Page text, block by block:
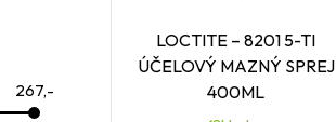
267,-
LOCTITE – 8201 5-TI
ÚČELOVÝ MAZNÝ SPREJ
400ML